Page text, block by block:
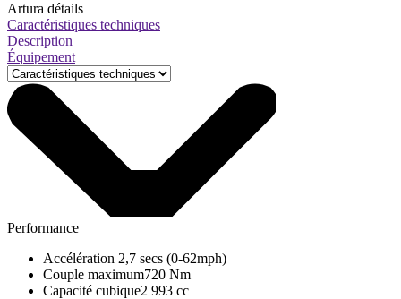
Artura détails
Caractéristiques techniques
Description
Équipement
Performance
Accélération 2,7 secs (0-62mph)
Couple maximum720 Nm
Capacité cubique2 993 cc